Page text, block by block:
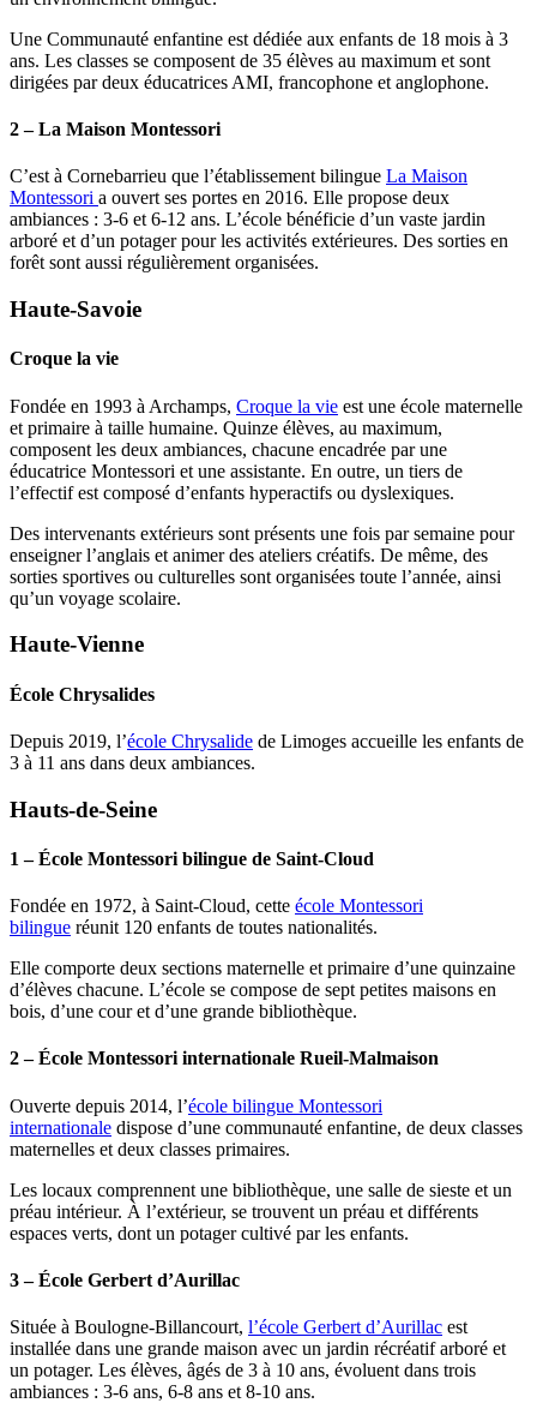
Une Communauté enfantine est dédiée aux enfants de 18 mois à 3
ans. Les classes se composent de 35 élèves au maximum et sont
dirigées par deux éducatrices AMI, francophone et anglophone.
2 – La Maison Montessori
C’est à Cornebarrieu que l’établissement bilingue La Maison
Montessori a ouvert ses portes en 2016. Elle propose deux
ambiances : 3-6 et 6-12 ans. L’école bénéficie d’un vaste jardin
arboré et d’un potager pour les activités extérieures. Des sorties en
forêt sont aussi régulièrement organisées.
Haute-Savoie
Croque la vie
Fondée en 1993 à Archamps, Croque la vie est une école maternelle
et primaire à taille humaine. Quinze élèves, au maximum,
composent les deux ambiances, chacune encadrée par une
éducatrice Montessori et une assistante. En outre, un tiers de
l’effectif est composé d’enfants hyperactifs ou dyslexiques.
Des intervenants extérieurs sont présents une fois par semaine pour
enseigner l’anglais et animer des ateliers créatifs. De même, des
sorties sportives ou culturelles sont organisées toute l’année, ainsi
qu’un voyage scolaire.
Haute-Vienne
École Chrysalides
Depuis 2019, l’école Chrysalide de Limoges accueille les enfants de
3 à 11 ans dans deux ambiances.
Hauts-de-Seine
1 – École Montessori bilingue de Saint-Cloud
Fondée en 1972, à Saint-Cloud, cette école Montessori
bilingue réunit 120 enfants de toutes nationalités.
Elle comporte deux sections maternelle et primaire d’une quinzaine
d’élèves chacune. L’école se compose de sept petites maisons en
bois, d’une cour et d’une grande bibliothèque.
2 – École Montessori internationale Rueil-Malmaison
Ouverte depuis 2014, l’école bilingue Montessori
internationale dispose d’une communauté enfantine, de deux classes
maternelles et deux classes primaires.
Les locaux comprennent une bibliothèque, une salle de sieste et un
préau intérieur. À l’extérieur, se trouvent un préau et différents
espaces verts, dont un potager cultivé par les enfants.
3 – École Gerbert d’Aurillac
Située à Boulogne-Billancourt, l’école Gerbert d’Aurillac est
installée dans une grande maison avec un jardin récréatif arboré et
un potager. Les élèves, âgés de 3 à 10 ans, évoluent dans trois
ambiances : 3-6 ans, 6-8 ans et 8-10 ans.